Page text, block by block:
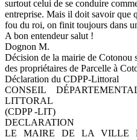
surtout celui de se conduire
entreprise. Mais il doit savoir que
fou du roi, on finit toujours dans
A bon entendeur salut !
Dognon M.
Décision de la mairie de Cotonou
des propriétaires de Parcelle à
Déclaration du CDPP-Littoral
CONSEIL
LITTORAL
(CDPP -LIT)
DECLARATION
LE MAIRE DE LA VILLE